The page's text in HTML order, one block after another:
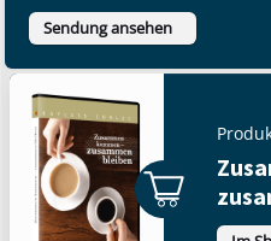
Sendung ansehen